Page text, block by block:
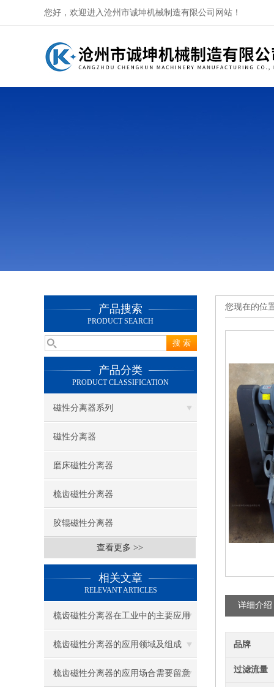
您好，欢迎进入沧州市诚坤机械制造有限公司网站！
产品搜索
PRODUCT SEARCH
产品分类
PRODUCT CLASSIFICATION
磁性分离器系列
磁性分离器
磨床磁性分离器
梳齿磁性分离器
胶辊磁性分离器
查看更多 >>
相关文章
RELEVANT ARTICLES
梳齿磁性分离器在工业中的主要应用
梳齿磁性分离器的应用领域及组成
梳齿磁性分离器的应用场合需要留意
您现在的位
详细介绍
品牌
过滤流量